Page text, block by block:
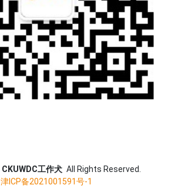
CKUWDC工作犬 All Rights Reserved.
津ICP备2021001591号-1